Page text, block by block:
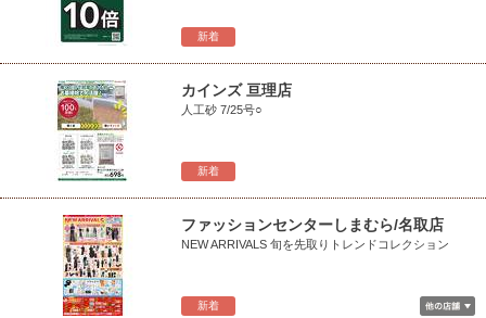
新着
新着
カインズ 亘理店
人工砂 7/25号○
新着
ファッションセンターしまむら/名取店
NEW ARRIVALS 旬を先取りトレンドコレクション